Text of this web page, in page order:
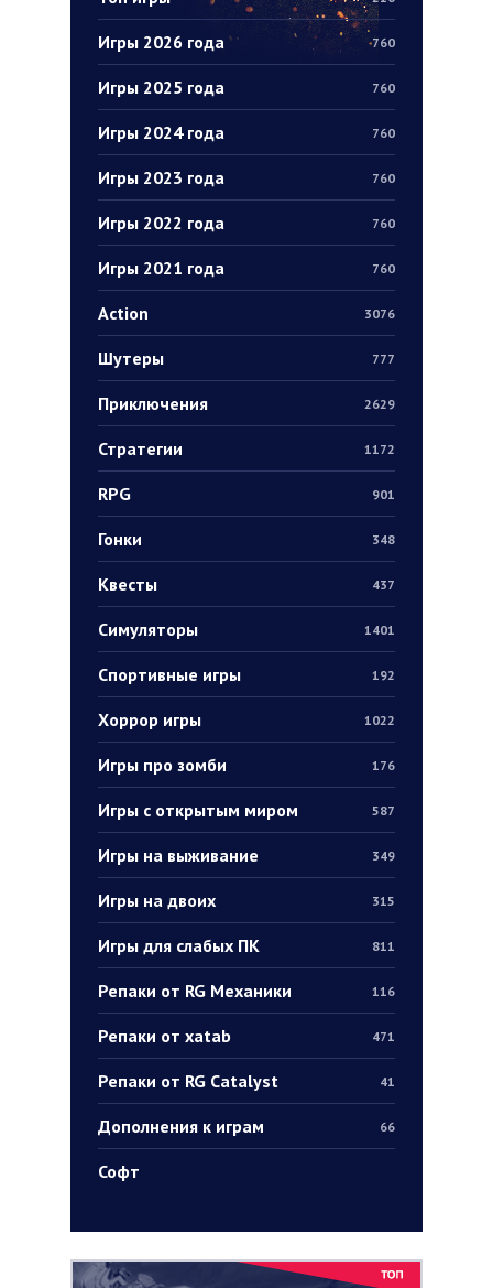
Игры 2026 года 760
Игры 2025 года 760
Игры 2024 года 760
Игры 2023 года 760
Игры 2022 года 760
Игры 2021 года 760
Action 3076
Шутеры 777
Приключения 2629
Стратегии 1172
RPG 901
Гонки 348
Квесты 437
Симуляторы 1401
Спортивные игры 192
Хоррор игры 1022
Игры про зомби 176
Игры с открытым миром 587
Игры на выживание 349
Игры на двоих 315
Игры для слабых ПК 811
Репаки от RG Механики 116
Репаки от xatab 471
Репаки от RG Catalyst 41
Дополнения к играм 66
Софт